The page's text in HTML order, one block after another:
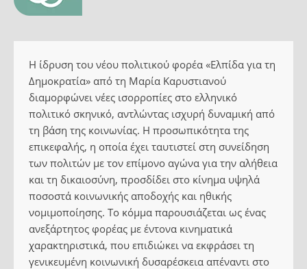
Η ίδρυση του νέου πολιτικού φορέα «Ελπίδα για τη
Δημοκρατία» από τη Μαρία Καρυστιανού
διαμορφώνει νέες ισορροπίες στο ελληνικό
πολιτικό σκηνικό, αντλώντας ισχυρή δυναμική από
τη βάση της κοινωνίας. Η προσωπικότητα της
επικεφαλής, η οποία έχει ταυτιστεί στη συνείδηση
των πολιτών με τον επίμονο αγώνα για την αλήθεια
και τη δικαιοσύνη, προσδίδει στο κίνημα υψηλά
ποσοστά κοινωνικής αποδοχής και ηθικής
νομιμοποίησης. Το κόμμα παρουσιάζεται ως ένας
ανεξάρτητος φορέας με έντονα κινηματικά
χαρακτηριστικά, που επιδιώκει να εκφράσει τη
γενικευμένη κοινωνική δυσαρέσκεια απέναντι στο